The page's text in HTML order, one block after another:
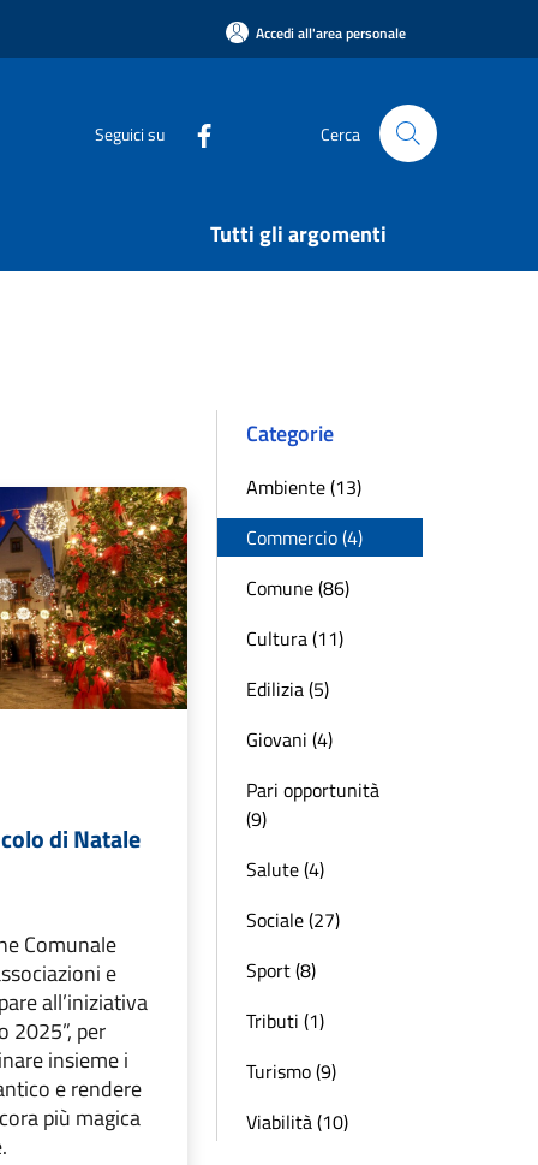
Accedi all'area personale
Seguici su Cerca
Tutti gli argomenti
di Natale
Comunale
e
all’iniziativa
2025”, per
insieme i
e rendere
più magica
Categorie
Ambiente (13)
Commercio (4)
Comune (86)
Cultura (11)
Edilizia (5)
Giovani (4)
Pari opportunità
(9)
Salute (4)
Sociale (27)
Sport (8)
Tributi (1)
Turismo (9)
Viabilità (10)